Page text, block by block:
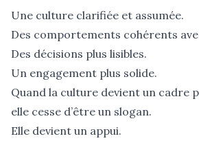
Une culture clarifiée et assumée.
Des comportements cohérents
Des décisions plus lisibles.
Un engagement plus solide.
Quand la culture devient un cadre
elle cesse d’être un slogan.
Elle devient un appui.